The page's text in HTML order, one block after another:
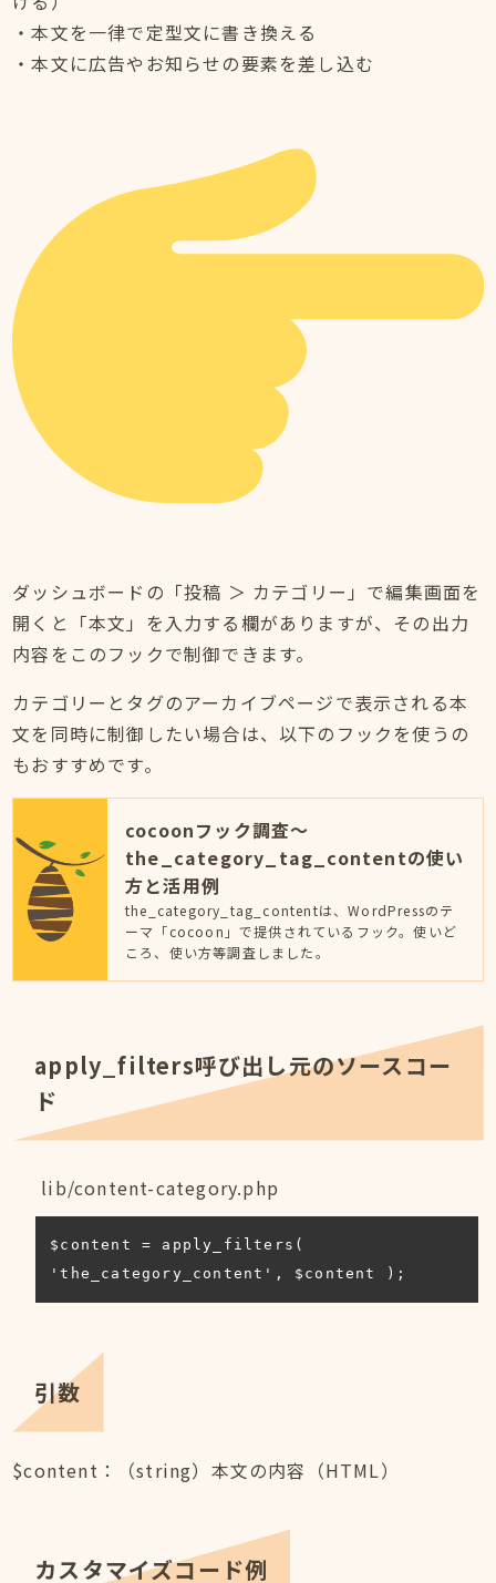
・本文を一律で定型文に書き換える
・本文に広告やお知らせの要素を差し込む
ダッシュボードの「投稿 ＞ カテゴリー」で編集画面を
開くと「本文」を入力する欄がありますが、その出力
内容をこのフックで制御できます。
カテゴリーとタグのアーカイブページで表示される本
文を同時に制御したい場合は、以下のフックを使うの
もおすすめです。
cocoonフック調査～
the_category_tag_contentの使い
方と活用例
the_category_tag_contentは、WordPressのテ
ーマ「cocoon」で提供されているフック。使いど
ころ、使い方等調査しました。
apply_filters呼び出し元のソースコー
ド
lib/content-category.php
$content = apply_filters(
'the_category_content', $content );
引数
$content：（string）本文の内容（HTML）
カスタマイズコード例